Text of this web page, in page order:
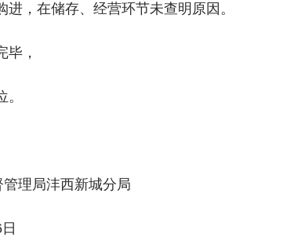
，在储存、经营环节未查明原因。
毕，
西新城分局